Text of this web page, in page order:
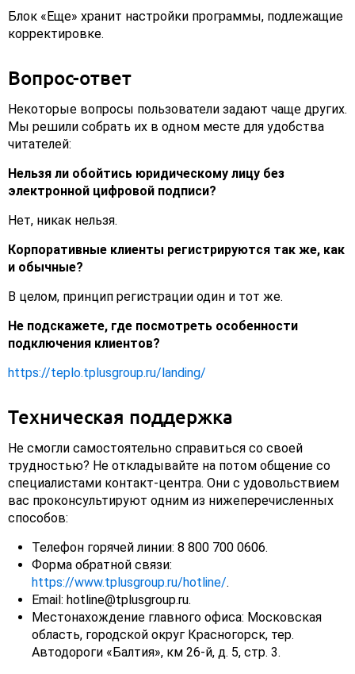
Блок «Еще» хранит настройки программы, подлежащие
корректировке.
Вопрос-ответ
Некоторые вопросы пользователи задают чаще других.
Мы решили собрать их в одном месте для удобства
читателей:
Нельзя ли обойтись юридическому лицу без
электронной цифровой подписи?
Нет, никак нельзя.
Корпоративные клиенты регистрируются так же, как
и обычные?
В целом, принцип регистрации один и тот же.
Не подскажете, где посмотреть особенности
подключения клиентов?
https://teplo.tplusgroup.ru/landing/
Техническая поддержка
Не смогли самостоятельно справиться со своей
трудностью? Не откладывайте на потом общение со
специалистами контакт-центра. Они с удовольствием
вас проконсультируют одним из нижеперечисленных
способов:
Телефон горячей линии: 8 800 700 0606.
Форма обратной связи:
https://www.tplusgroup.ru/hotline/.
Email: hotline@tplusgroup.ru.
Местонахождение главного офиса: Московская
область, городской округ Красногорск, тер.
Автодороги «Балтия», км 26-й, д. 5, стр. 3.